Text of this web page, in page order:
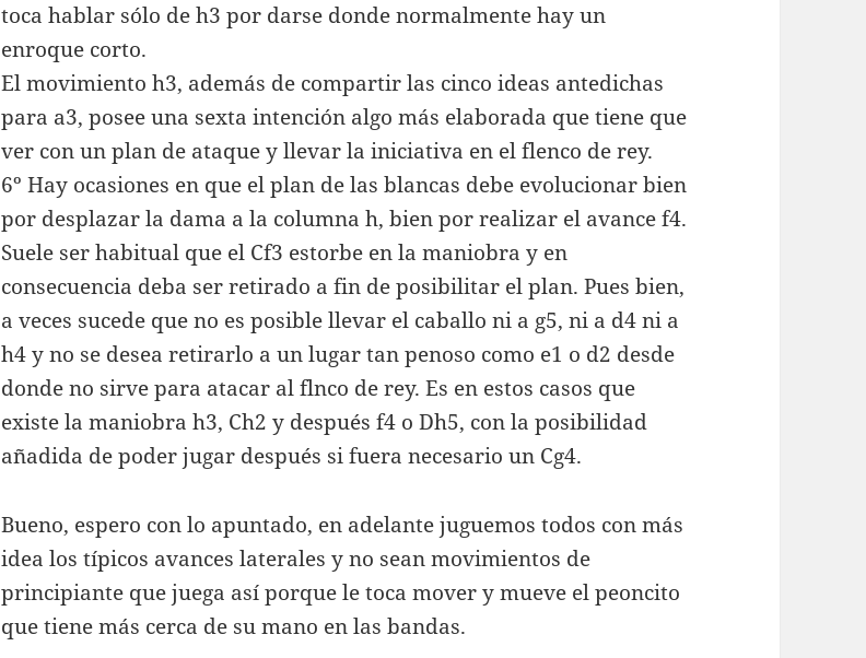
toca hablar sólo de h3 por darse donde normalmente hay un
enroque corto.
El movimiento h3, además de compartir las cinco ideas antedichas
para a3, posee una sexta intención algo más elaborada que tiene que
ver con un plan de ataque y llevar la iniciativa en el flenco de rey.
6º Hay ocasiones en que el plan de las blancas debe evolucionar bien
por desplazar la dama a la columna h, bien por realizar el avance f4.
Suele ser habitual que el Cf3 estorbe en la maniobra y en
consecuencia deba ser retirado a fin de posibilitar el plan. Pues bien,
a veces sucede que no es posible llevar el caballo ni a g5, ni a d4 ni a
h4 y no se desea retirarlo a un lugar tan penoso como e1 o d2 desde
donde no sirve para atacar al flnco de rey. Es en estos casos que
existe la maniobra h3, Ch2 y después f4 o Dh5, con la posibilidad
añadida de poder jugar después si fuera necesario un Cg4.
Bueno, espero con lo apuntado, en adelante juguemos todos con más
idea los típicos avances laterales y no sean movimientos de
principiante que juega así porque le toca mover y mueve el peoncito
que tiene más cerca de su mano en las bandas.